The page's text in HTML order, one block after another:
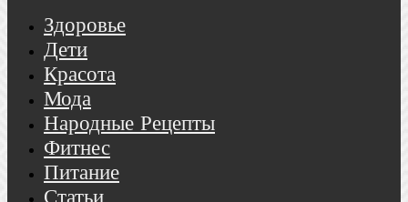
Здоровье
Дети
Красота
Мода
Народные Рецепты
Фитнес
Питание